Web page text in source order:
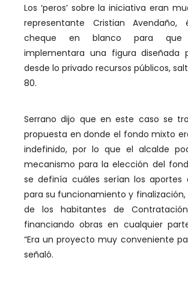
Los ‘peros’ sobre la iniciativa eran
representante Cristian
cheque en blanco para
implementara una figura diseñada
desde lo privado recursos públicos,
80.
Serrano dijo que en este caso se
propuesta en donde el fondo mixto
indefinido, por lo que el alcalde
mecanismo para la elección del
se definía cuáles serían los aportes
para su funcionamiento y finalización,
de los habitantes de
financiando obras en cualquier
“Era un proyecto muy conveniente
señaló.